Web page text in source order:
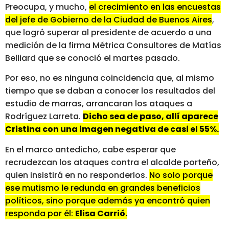
Preocupa, y mucho, el crecimiento en las encuestas
del jefe de Gobierno de la Ciudad de Buenos Aires,
que logró superar al presidente de acuerdo a una
medición de la firma Métrica Consultores de Matías
Belliard que se conoció el martes pasado.
Por eso, no es ninguna coincidencia que, al mismo
tiempo que se daban a conocer los resultados del
estudio de marras, arrancaran los ataques a
Rodríguez Larreta. Dicho sea de paso, allí aparece
Cristina con una imagen negativa de casi el 55%.
En el marco antedicho, cabe esperar que
recrudezcan los ataques contra el alcalde porteño,
quien insistirá en no responderlos. No solo porque
ese mutismo le redunda en grandes beneficios
políticos, sino porque además ya encontró quien
responda por él: Elisa Carrió.